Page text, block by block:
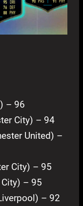
– 96
City) – 94
United) –
City) – 95
– 95
– 92